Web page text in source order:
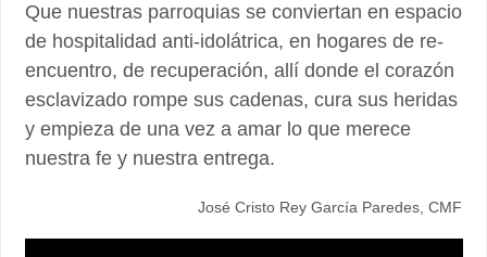
Que nuestras parroquias se conviertan en espacio
de hospitalidad anti-idolátrica, en hogares de re-
encuentro, de recuperación, allí donde el corazón
esclavizado rompe sus cadenas, cura sus heridas
y empieza de una vez a amar lo que merece
nuestra fe y nuestra entrega.
José Cristo Rey García Paredes, CMF